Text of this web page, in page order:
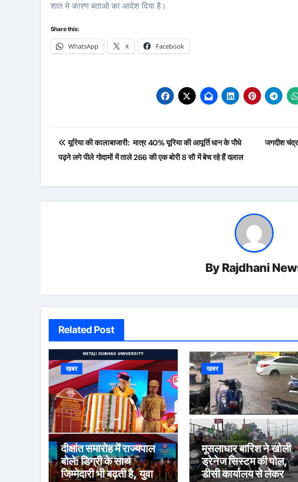
शात मे कारण बताओ का आदेश दिया है।
Share this:
WhatsApp X Facebook
Post
navigation
यूरिया की कालाबाजारी: मात्र 40% यूरिया की आपूर्ति धान के पौधे
पढ़ने लगे पीले गोदामों में ताले 266 की एक बोरी 8 सौ में बेच रहे हैं दलाल
जगदीश
By Rajdhani
Related Post
खबर
दीक्षांत समारोह में राज्यपाल
बोले: डिग्री के साथ
जिम्मेदारी भी बढ़ती है, युवा
खबर
मूसलाधार बारिश ने खोली
ड्रेनेज सिस्टम की पोल,
डीसी कार्यालय से लेकर